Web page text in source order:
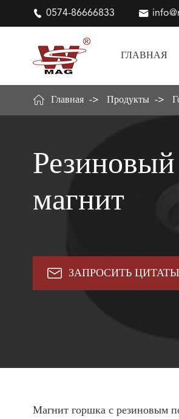
 0574-86666833 
ГЛАВНАЯ
магнит
 ЗАПРОСИТЬ ЦИТАТЫ
 Главная Продукты
Магнит горшка с резиновым